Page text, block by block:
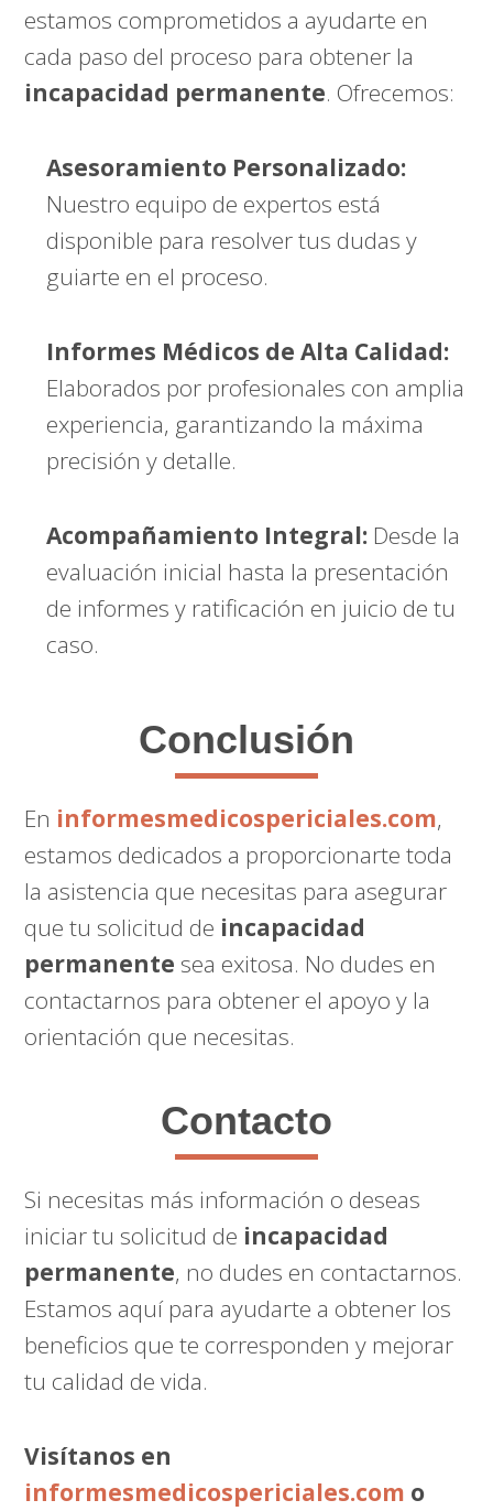
estamos comprometidos a ayudarte en
cada paso del proceso para obtener la
incapacidad permanente. Ofrecemos:
Asesoramiento Personalizado:
Nuestro equipo de expertos está
disponible para resolver tus dudas y
guiarte en el proceso.
Informes Médicos de Alta Calidad:
Elaborados por profesionales con amplia
experiencia, garantizando la máxima
precisión y detalle.
Acompañamiento Integral: Desde la
evaluación inicial hasta la presentación
de informes y ratificación en juicio de tu
caso.
Conclusión
En informesmedicospericiales.com,
estamos dedicados a proporcionarte toda
la asistencia que necesitas para asegurar
que tu solicitud de incapacidad
permanente sea exitosa. No dudes en
contactarnos para obtener el apoyo y la
orientación que necesitas.
Contacto
Si necesitas más información o deseas
iniciar tu solicitud de incapacidad
permanente, no dudes en contactarnos.
Estamos aquí para ayudarte a obtener los
beneficios que te corresponden y mejorar
tu calidad de vida.
Visítanos en
informesmedicospericiales.com o